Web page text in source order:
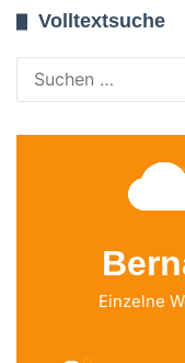
Volltextsuche
Einzelne